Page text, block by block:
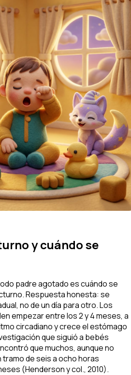
y cuándo se
padre agotado es cuándo se
Respuesta honesta: se
no de un día para otro. Los
empezar entre los 2 y 4 meses, a
circadiano y crece el estómago
que siguió a bebés
que muchos, aunque no
de seis a ocho horas
(Henderson y col., 2010).